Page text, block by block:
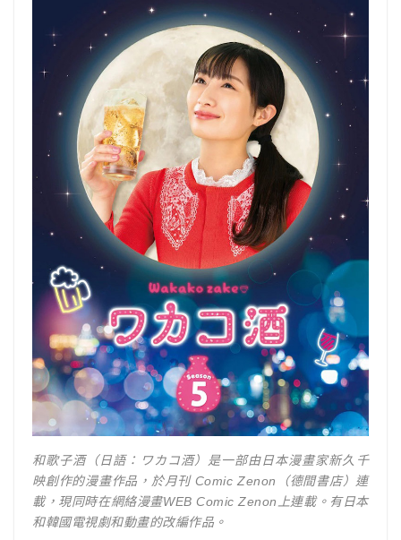
和歌子酒（日語：ワカコ酒）是一部由日本漫畫家新久千
映創作的漫畫作品，於月刊 Comic Zenon（德間書店）連
載，現同時在網絡漫畫WEB Comic Zenon上連載。有日本
和韓國電視劇和動畫的改編作品。